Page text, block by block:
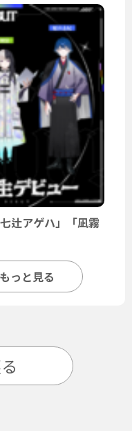
辻アゲハ」「凪霧
っと見る